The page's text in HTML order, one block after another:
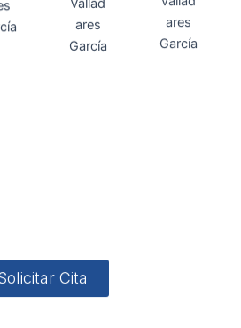
Cita